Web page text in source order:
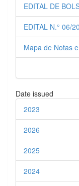
EDITAL DE
EDITAL N.° 06/
Mapa de Notas
Date issued
2023
2026
2025
2024